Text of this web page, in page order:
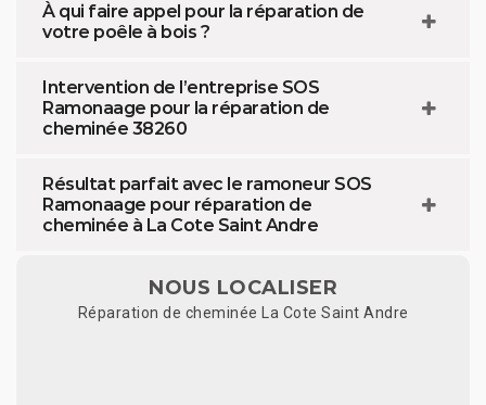
À qui faire appel pour la réparation de
votre poêle à bois ?
Intervention de l’entreprise SOS
Ramonaage pour la réparation de
cheminée 38260
Résultat parfait avec le ramoneur SOS
Ramonaage pour réparation de
cheminée à La Cote Saint Andre
NOUS LOCALISER
Réparation de cheminée La Cote Saint Andre